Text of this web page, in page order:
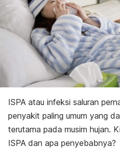
ISPA atau infeksi saluran
penyakit paling umum yang
terutama pada musim hujan.
ISPA dan apa penyebabnya?